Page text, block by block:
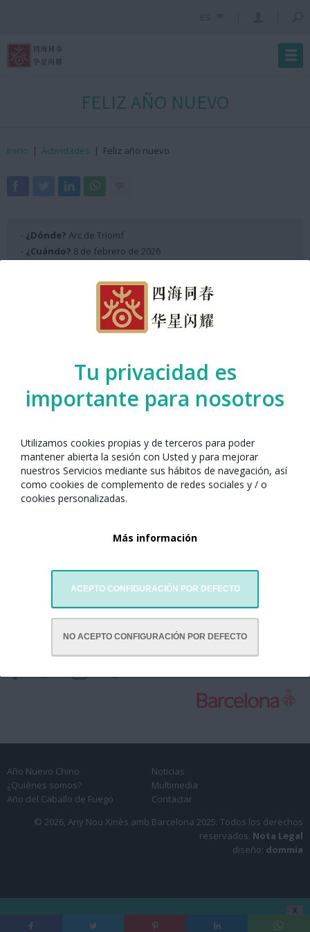
Tu privacidad es
importante para nosotros
Utilizamos cookies propias y de terceros para poder
mantener abierta la sesión con Usted y para mejorar
nuestros Servicios mediante sus hábitos de navegación, así
como cookies de complemento de redes sociales y / o
cookies personalizadas.
Más información
ACEPTO CONFIGURACIÓN POR DEFECTO
NO ACEPTO CONFIGURACIÓN POR DEFECTO
FELIZ AÑO NUEVO
Inicio | Actividades | Feliz año nuevo
· ¿Dónde? Arc de Triomf
· ¿Cuándo? 8 de febrero de 2026
Programación Escenario ANX 2026
Barcelona junto con:
Año Nuevo Chino
¿Quiénes somos?
Año del Caballo de Fuego
Noticias
Multimedia
Contactar
© 2026, Any Nou Xinès amb Barcelona 2025. Todos los derechos
reservados. Nota Legal
diseño: dommia
X